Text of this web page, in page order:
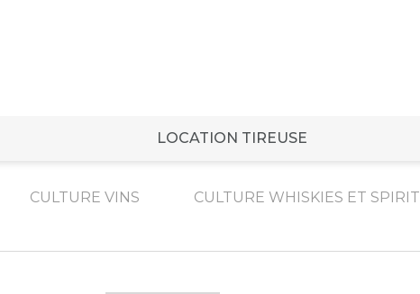
LOCATION TIREUSE
CULTURE VINS CULTURE WHISKIES ET